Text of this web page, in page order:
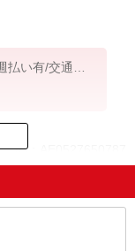
い有/交通費
ID：AE0527650787